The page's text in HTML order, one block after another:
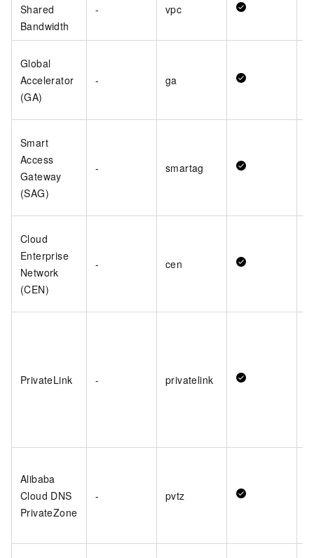
Shared
Bandwidth
- vpc
Global
Accelerator
(GA)
- ga
Smart
Access
Gateway
(SAG)
- smartag
Cloud
Enterprise
Network
(CEN)
- cen
PrivateLink - privatelink
Alibaba
Cloud DNS
PrivateZone
- pvtz